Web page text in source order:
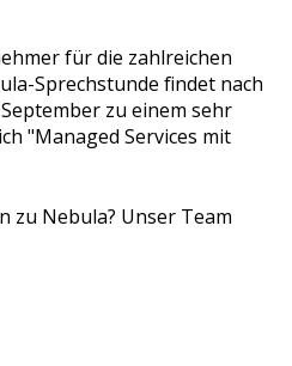
für die zahlreichen
Sprechstunde findet nach
zu einem sehr
"Managed Services mit
zu Nebula? Unser Team